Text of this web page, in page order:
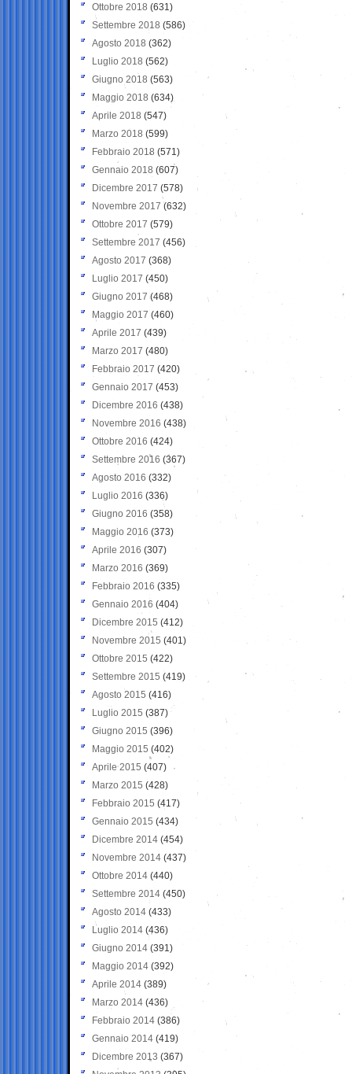
Ottobre 2018 (631)
Settembre 2018 (586)
Agosto 2018 (362)
Luglio 2018 (562)
Giugno 2018 (563)
Maggio 2018 (634)
Aprile 2018 (547)
Marzo 2018 (599)
Febbraio 2018 (571)
Gennaio 2018 (607)
Dicembre 2017 (578)
Novembre 2017 (632)
Ottobre 2017 (579)
Settembre 2017 (456)
Agosto 2017 (368)
Luglio 2017 (450)
Giugno 2017 (468)
Maggio 2017 (460)
Aprile 2017 (439)
Marzo 2017 (480)
Febbraio 2017 (420)
Gennaio 2017 (453)
Dicembre 2016 (438)
Novembre 2016 (438)
Ottobre 2016 (424)
Settembre 2016 (367)
Agosto 2016 (332)
Luglio 2016 (336)
Giugno 2016 (358)
Maggio 2016 (373)
Aprile 2016 (307)
Marzo 2016 (369)
Febbraio 2016 (335)
Gennaio 2016 (404)
Dicembre 2015 (412)
Novembre 2015 (401)
Ottobre 2015 (422)
Settembre 2015 (419)
Agosto 2015 (416)
Luglio 2015 (387)
Giugno 2015 (396)
Maggio 2015 (402)
Aprile 2015 (407)
Marzo 2015 (428)
Febbraio 2015 (417)
Gennaio 2015 (434)
Dicembre 2014 (454)
Novembre 2014 (437)
Ottobre 2014 (440)
Settembre 2014 (450)
Agosto 2014 (433)
Luglio 2014 (436)
Giugno 2014 (391)
Maggio 2014 (392)
Aprile 2014 (389)
Marzo 2014 (436)
Febbraio 2014 (386)
Gennaio 2014 (419)
Dicembre 2013 (367)